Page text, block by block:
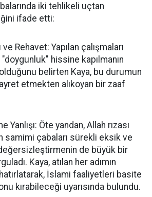
iki tehlikeli uçtan
ifade etti:
Rehavet: Yapılan çalışmaları
hissine kapılmanın
belirten Kaya, bu durumun
etmekten alıkoyan bir zaaf
Öte yandan, Allah rızası
samimi çabaları sürekli eksik ve
de büyük bir
Kaya, atılan her adımın
İslami faaliyetleri basite
kırabileceği uyarısında bulundu.